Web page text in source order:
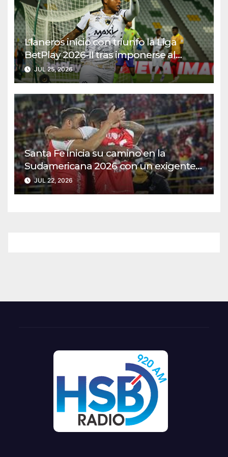
Llaneros inició con triunfo la Liga
BetPlay 2026-II tras imponerse al
Deportivo Pereira
JUL 25, 2026
Santa Fe inicia su camino en la
Sudamericana 2026 con un exigente
duelo ante Caracas
JUL 22, 2026